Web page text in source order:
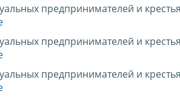
предпринимателей и
предпринимателей и
предпринимателей и